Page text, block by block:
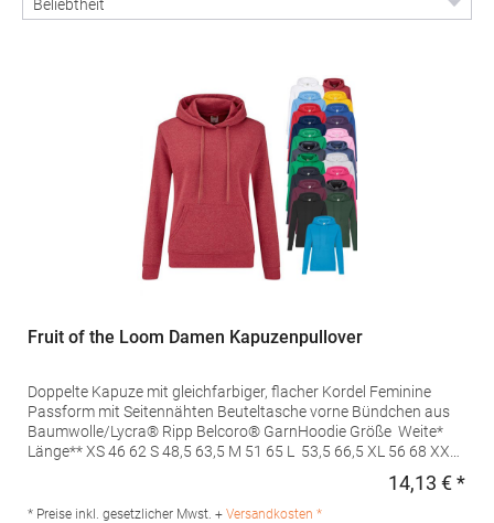
Fruit of the Loom Damen Kapuzenpullover
Doppelte Kapuze mit gleichfarbiger, flacher Kordel Feminine
Passform mit Seitennähten Beuteltasche vorne Bündchen aus
Baumwolle/Lycra® Ripp Belcoro® GarnHoodie Größe Weite*
Länge** XS 46 62 S 48,5 63,5 M 51 65 L 53,5 66,5 XL 56 68 XXL
Armöffnung, quer entlang desKleidungsstücks**Maßeinheit
ausgehend vom höchsten Punkt der Schulter, bis zumunteren
14,13 € *
* Preise inkl. gesetzlicher Mwst. + Versandkosten *